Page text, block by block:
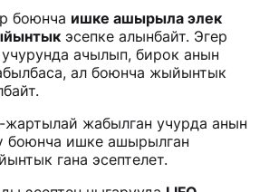
боюнча ишке ашырыла элек
эсепке алынбайт. Эгер
ачылып, бирок анын
ал боюнча жыйынтык
жабылган учурда анын
боюнча ишке ашырылган
гана эсептелет.